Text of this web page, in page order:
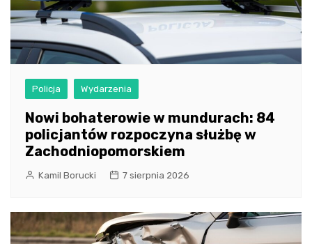
Policja Wydarzenia
Nowi bohaterowie w mundurach: 84
policjantów rozpoczyna służbę w
Zachodniopomorskiem
Kamil Borucki 7 sierpnia 2026